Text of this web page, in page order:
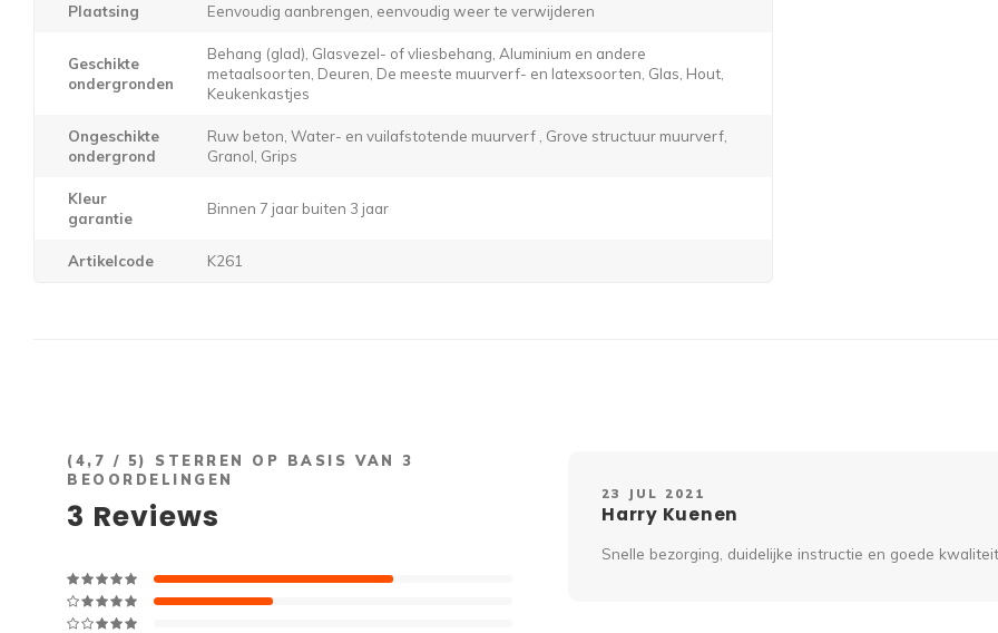
Plaatsing Eenvoudig aanbrengen, eenvoudig weer te verwijderen
Geschikte
ondergronden
Behang (glad), Glasvezel- of vliesbehang, Aluminium en andere
metaalsoorten, Deuren, De meeste muurverf- en latexsoorten, Glas, Hout,
Keukenkastjes
Ongeschikte
ondergrond
Ruw beton, Water- en vuilafstotende muurverf , Grove structuur muurverf,
Granol, Grips
Kleur
garantie
Binnen 7 jaar buiten 3 jaar
Artikelcode K261
(4,7 / 5) STERREN OP BASIS VAN 3
BEOORDELINGEN
3 Reviews
23 JUL 2021
Harry Kuenen
Snelle bezorging, duidelijke instructie en goede